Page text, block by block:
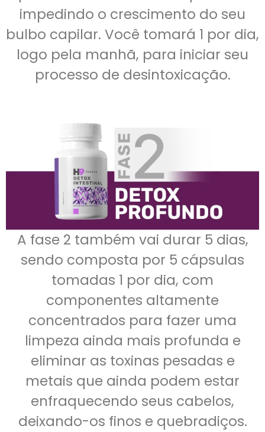
impedindo o crescimento do seu
bulbo capilar. Você tomará 1 por dia,
logo pela manhã, para iniciar seu
processo de desintoxicação.
A fase 2 também vai durar 5 dias,
sendo composta por 5 cápsulas
tomadas 1 por dia, com
componentes altamente
concentrados para fazer uma
limpeza ainda mais profunda e
eliminar as toxinas pesadas e
metais que ainda podem estar
enfraquecendo seus cabelos,
deixando-os finos e quebradiços.